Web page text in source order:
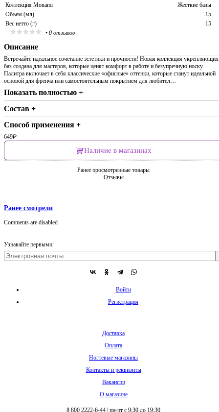
Коллекция Monami
Жесткие базы
Объем (мл)
15
Вес нетто (г)
15
• 0 отзывов
Описание
Встречайте идеальное сочетание эстетики и прочности! Новая коллекция укрепляющих
баз создана для мастеров, которые ценят комфорт в работе и безупречную носку.
Палитра включает в себя классические «офисные» оттенки, которые станут идеальной
основой для френча или самостоятельным покрытием для любител…
Показать полностью +
Состав +
Способ применения +
649₽
Наличие в магазинах
Ранее просмотренные товары
Отзывы
Ранее смотрели
Comments are disabled
Узнавайте первыми:
Войти
Регистрация
Доставка
Оплата
Ногтевые магазины
Контакты и реквизиты
Вакансии
О магазине
8 800 2222-6-44 пн-пт с 9:30 до 19:30